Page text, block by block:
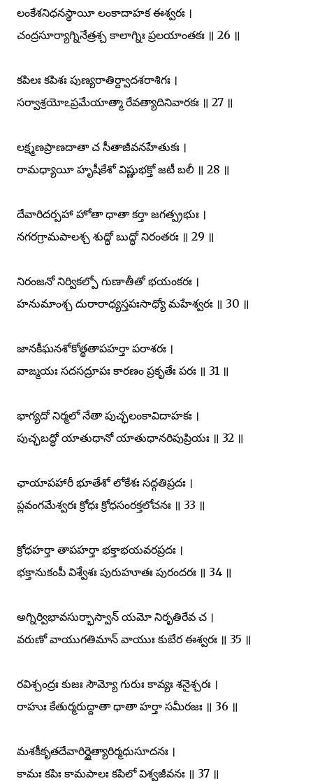
లంకేశనిధనస్థాయీ లంకాదాహక ఈశ్వరః ।
చంద్రసూర్యాగ్నినేత్రశ్చ కాలాగ్నిః ప్రలయాంతకః ॥ 26 ॥
కపిలః కపిశః పుణ్యరాతిర్ద్వాదశరాశిగః ।
సర్వాశ్రయోఽప్రమేయాత్మా రేవత్యాదినివారకః ॥ 27 ॥
లక్ష్మణప్రాణదాతా చ సీతాజీవనహేతుకః ।
రామధ్యాయీ హృషీకేశో విష్ణుభక్తో జటీ బలీ ॥ 28 ॥
దేవారిదర్పహా హోతా ధాతా కర్తా జగత్ప్రభుః ।
నగరగ్రామపాలశ్చ శుద్ధో బుద్ధో నిరంతరః ॥ 29 ॥
నిరంజనో నిర్వికల్పో గుణాతీతో భయంకరః ।
హనుమాంశ్చ దురారాధ్యస్తపఃసాధ్యో మహేశ్వరః ॥ 30 ॥
జానకీఘనశోకోత్థతాపహర్తా పరాశరః ।
వాఙ్మయః సదసద్రూపః కారణం ప్రకృతేః పరః ॥ 31 ॥
భాగ్యదో నిర్మలో నేతా పుచ్ఛలంకావిదాహకః ।
పుచ్ఛబద్ధో యాతుధానో యాతుధానరిపుప్రియః ॥ 32 ॥
ఛాయాపహారీ భూతేశో లోకేశః సద్గతిప్రదః ।
ప్లవంగమేశ్వరః క్రోధః క్రోధసంరక్తలోచనః ॥ 33 ॥
క్రోధహర్తా తాపహర్తా భక్తాభయవరప్రదః ।
భక్తానుకంపీ విశ్వేశః పురుహూతః పురందరః ॥ 34 ॥
అగ్నిర్విభావసుర్భాస్వాన్ యమో నిరృతిరేవ చ ।
వరుణో వాయుగతిమాన్ వాయుః కుబేర ఈశ్వరః ॥ 35 ॥
రవిశ్చంద్రః కుజః సౌమ్యో గురుః కావ్యః శనైశ్చరః ।
రాహుః కేతుర్మరుద్దాతా ధాతా హర్తా సమీరజః ॥ 36 ॥
మశకీకృతదేవారిర్దైత్యారిర్మధుసూదనః ।
కామః కపిః కామపాలః కపిలో విశ్వజీవనః ॥ 37 ॥